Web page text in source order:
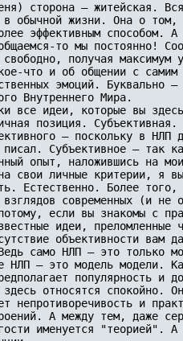
сторона – житейская.
в обычной жизни. Она о том,
эффективным способом.
то мы постоянно!
получая максимум
что и об общении с
эмоций. Буквально –
Внутреннего Мира.
все идеи, которые вы
позиция. Субъективная.
– поскольку в НЛП
Субъективное – так
опыт, наложившись на
свои личные критерии, я
Естественно. Более того,
современных (и не
если вы знакомы с
идеи, преломленные
объективности вам
само НЛП – это только
НЛП – это модель модели.
популярность и
относятся спокойно.
непротиворечивость и
А между тем, даже
именуется "теорией".